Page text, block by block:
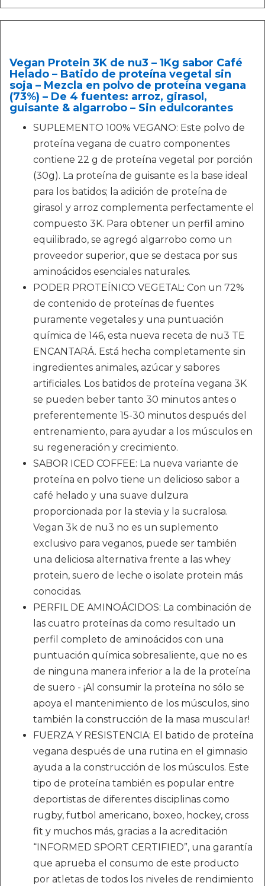
Vegan Protein 3K de nu3 – 1Kg sabor Café
Helado – Batido de proteína vegetal sin
soja – Mezcla en polvo de proteína vegana
(73%) – De 4 fuentes: arroz, girasol,
guisante & algarrobo – Sin edulcorantes
SUPLEMENTO 100% VEGANO: Este polvo de
proteína vegana de cuatro componentes
contiene 22 g de proteína vegetal por porción
(30g). La proteína de guisante es la base ideal
para los batidos; la adición de proteína de
girasol y arroz complementa perfectamente el
compuesto 3K. Para obtener un perfil amino
equilibrado, se agregó algarrobo como un
proveedor superior, que se destaca por sus
aminoácidos esenciales naturales.
PODER PROTEÍNICO VEGETAL: Con un 72%
de contenido de proteínas de fuentes
puramente vegetales y una puntuación
química de 146, esta nueva receta de nu3 TE
ENCANTARÁ. Está hecha completamente sin
ingredientes animales, azúcar y sabores
artificiales. Los batidos de proteína vegana 3K
se pueden beber tanto 30 minutos antes o
preferentemente 15-30 minutos después del
entrenamiento, para ayudar a los músculos en
su regeneración y crecimiento.
SABOR ICED COFFEE: La nueva variante de
proteína en polvo tiene un delicioso sabor a
café helado y una suave dulzura
proporcionada por la stevia y la sucralosa.
Vegan 3k de nu3 no es un suplemento
exclusivo para veganos, puede ser también
una deliciosa alternativa frente a las whey
protein, suero de leche o isolate protein más
conocidas.
PERFIL DE AMINOÁCIDOS: La combinación de
las cuatro proteínas da como resultado un
perfil completo de aminoácidos con una
puntuación química sobresaliente, que no es
de ninguna manera inferior a la de la proteína
de suero - ¡Al consumir la proteína no sólo se
apoya el mantenimiento de los músculos, sino
también la construcción de la masa muscular!
FUERZA Y RESISTENCIA: El batido de proteína
vegana después de una rutina en el gimnasio
ayuda a la construcción de los músculos. Este
tipo de proteína también es popular entre
deportistas de diferentes disciplinas como
rugby, futbol americano, boxeo, hockey, cross
fit y muchos más, gracias a la acreditación
“INFORMED SPORT CERTIFIED”, una garantía
que aprueba el consumo de este producto
por atletas de todos los niveles de rendimiento